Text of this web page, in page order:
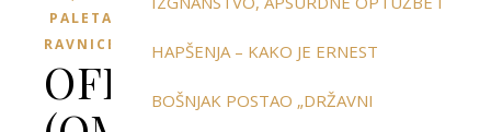
PALETA
RAVNICE
OFICIRSKI
HAPŠENJA – KAKO JE ERNEST
BOŠNJAK POSTAO „DRŽAVNI